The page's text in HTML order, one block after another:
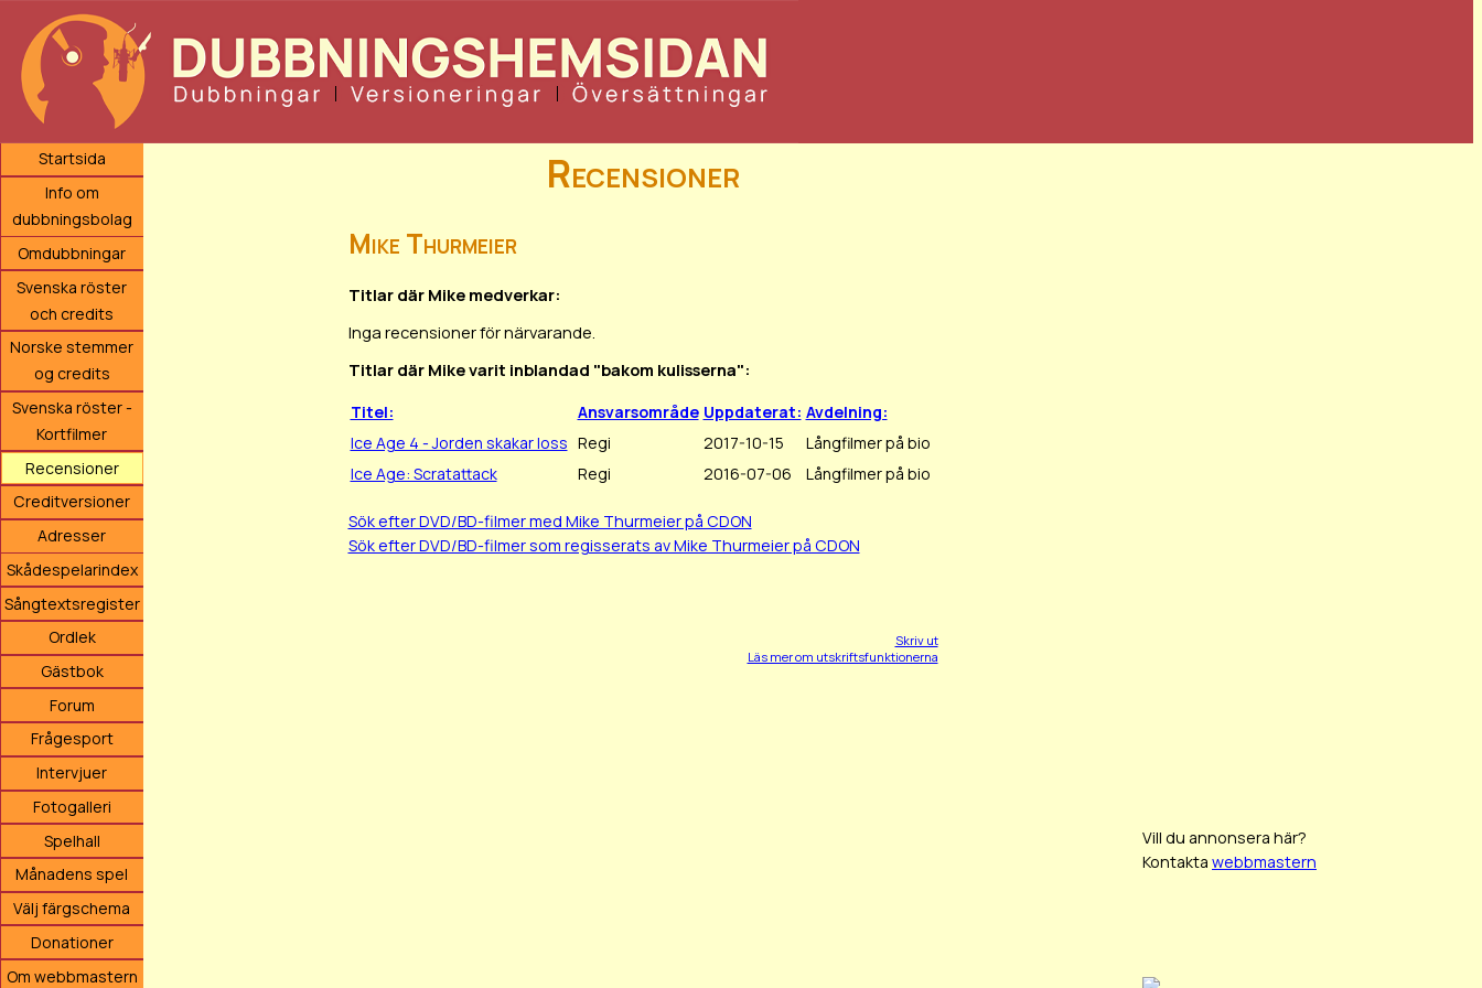
Startsida
Info om
dubbningsbolag
Omdubbningar
Svenska röster
och credits
Norske stemmer
og credits
Svenska röster -
Kortfilmer
Recensioner
Creditversioner
Adresser
Skådespelarindex
Sångtextsregister
Ordlek
Gästbok
Forum
Frågesport
Intervjuer
Fotogalleri
Spelhall
Månadens spel
Välj färgschema
Donationer
Om webbmastern
Recensioner
Mike Thurmeier
Titlar där Mike medverkar:
Inga recensioner för närvarande.
Titlar där Mike varit inblandad "bakom kulisserna":
Titel: Ansvarsområde Uppdaterat: Avdelning:
Ice Age 4 - Jorden skakar loss Regi 2017-10-15
Långfilmer på bio
Ice Age: Scratattack
Regi 2016-07-06 Långfilmer på bio
Sök efter DVD/BD-filmer med Mike Thurmeier på CDON
Sök efter DVD/BD-filmer som regisserats av Mike Thurmeier på CDON
Skriv ut
Läs mer om utskriftsfunktionerna
Vill du annonsera här?
Kontakta webbmastern